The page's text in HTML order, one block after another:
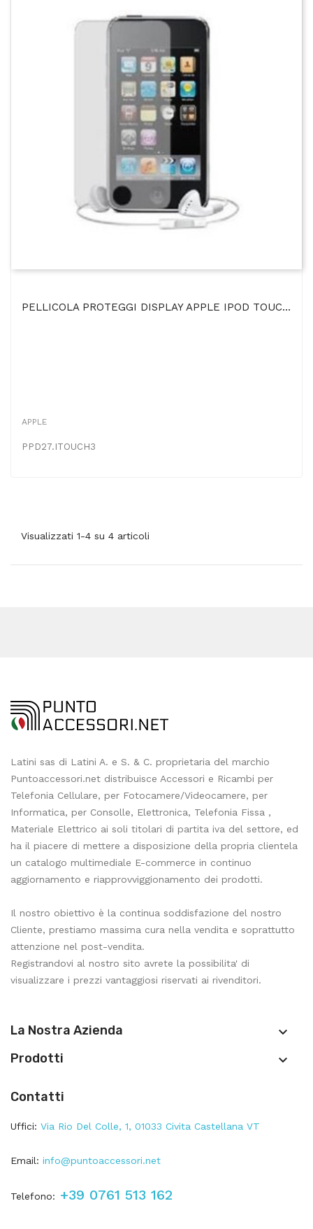
PELLICOLA PROTEGGI DISPLAY APPLE IPOD TOUCH 1ª, 2ª E 3ª GENERAZIONE
APPLE
PPD27.ITOUCH3
Visualizzati 1-4 su 4 articoli
Latini sas di Latini A. e S. & C. proprietaria del marchio
Puntoaccessori.net distribuisce Accessori e Ricambi per
Telefonia Cellulare, per Fotocamere/Videocamere, per
Informatica, per Consolle, Elettronica, Telefonia Fissa ,
Materiale Elettrico ai soli titolari di partita iva del settore, ed
ha il piacere di mettere a disposizione della propria clientela
un catalogo multimediale E-commerce in continuo
aggiornamento e riapprovviggionamento dei prodotti.
Il nostro obiettivo è la continua soddisfazione del nostro
Cliente, prestiamo massima cura nella vendita e soprattutto
attenzione nel post-vendita.
Registrandovi al nostro sito avrete la possibilita' di
visualizzare i prezzi vantaggiosi riservati ai rivenditori.
La Nostra Azienda 
Prodotti 
Contatti
Uffici: Via Rio Del Colle, 1, 01033 Civita Castellana VT
Email: info@puntoaccessori.net
Telefono: +39 0761 513 162